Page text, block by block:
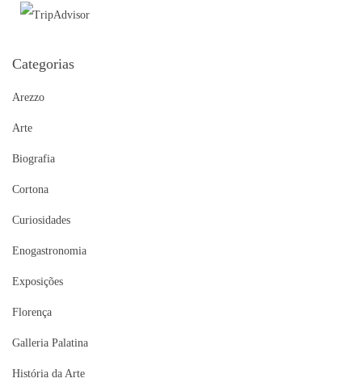
Categorias
Arezzo
Arte
Biografia
Cortona
Curiosidades
Enogastronomia
Exposições
Florença
Galleria Palatina
História da Arte